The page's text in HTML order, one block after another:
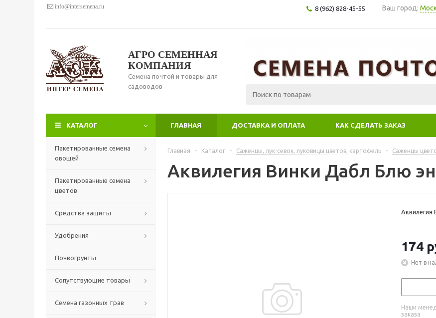
info@intersemena.ru 8 (962) 828-45-55 Ваш город:
АГРО СЕМЕННАЯ
КОМПАНИЯ
Семена почтой и товары для
садоводов
КАТАЛОГ ГЛАВНАЯ ДОСТАВКА И ОПЛАТА КАК СДЕЛАТЬ ЗАКАЗ
Пакетированные семена
овощей
Пакетированные семена
цветов
Средства защиты
Удобрения
Почвогрунты
Сопутствующие товары
Семена газонных трав
Главная - Каталог - Саженцы, лук-севок, луковицы цветов, картофель - Саженцы
Аквилегия Винки Дабл Блю
Аквилегия
174
Нет в
Наши
заказа